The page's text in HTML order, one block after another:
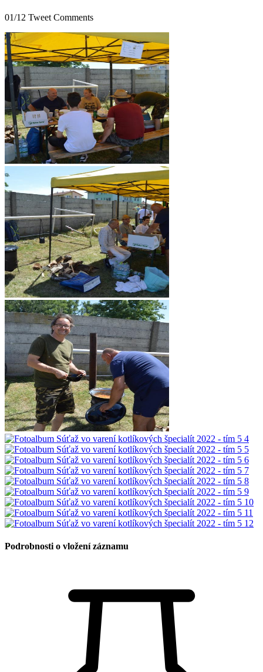
01/12 Tweet Comments
Podrobnosti o vložení záznamu